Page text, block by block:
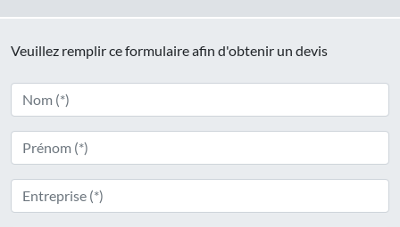
Veuillez remplir ce formulaire afin d'obtenir un devis